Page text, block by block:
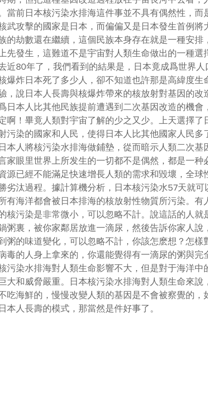
當前日本核污染水排海這件事並不具有偶然性，而
武攻擊的國家是日本，而偏偏又是日本發生首例將
的劫數還在繼續，這個民族本身存在就是一種安排
先發生，這難道不是宇宙對人類生命做出的一種選
近80年了，我們看到的結果是，日本竟成爲世界
爆炸日本死了多少人，卻不知道也許那是高緯度生
，說日本人長壽與核爆炸帶來的核放射對基因的改
日本人比其他民族提前遭遇到二次基因改造的機會
啊！畢竟人類對宇宙了解的少之又少。上天選擇了
污染的國家和人民，使得日本人比其他國家人民多
本人將核污染水排海做鋪墊，從而暗示人類二次基
家眼里世界上所发生的一切都不是偶然，都是一种
源已經不能滿足快速增長人類的需求和毀壞，全球
劣汰過程。據計算機分析，日本核污染水57天就
有海洋都會被日本排海的核放射性物質所污染。有
核污染是非常微小，可以忽略不計。說這話的人就
粥裏，被你家鄰居放進一滴尿，然後告訴你家人說
粥的味道變化，可以忽略不計，你該怎麽想？怎樣
毒的人身上拿來的，你還能覺得有一滴尿的粥與完
污染水排海對人類生命影響不大，但是對于海洋中
大和威脅嚴重。日本核污染水排海對人類生命來說
吃海鮮的，慢慢改變人類的基因是不會被察覺的，
本人長壽的模式，那當然是件好事了。